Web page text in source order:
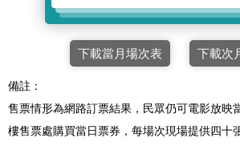
下載當月場次表 下載次
備註：
售票情形為網路訂票結果，民眾仍可電影放映
樓售票處購買當日票券，每場次現場提供四十